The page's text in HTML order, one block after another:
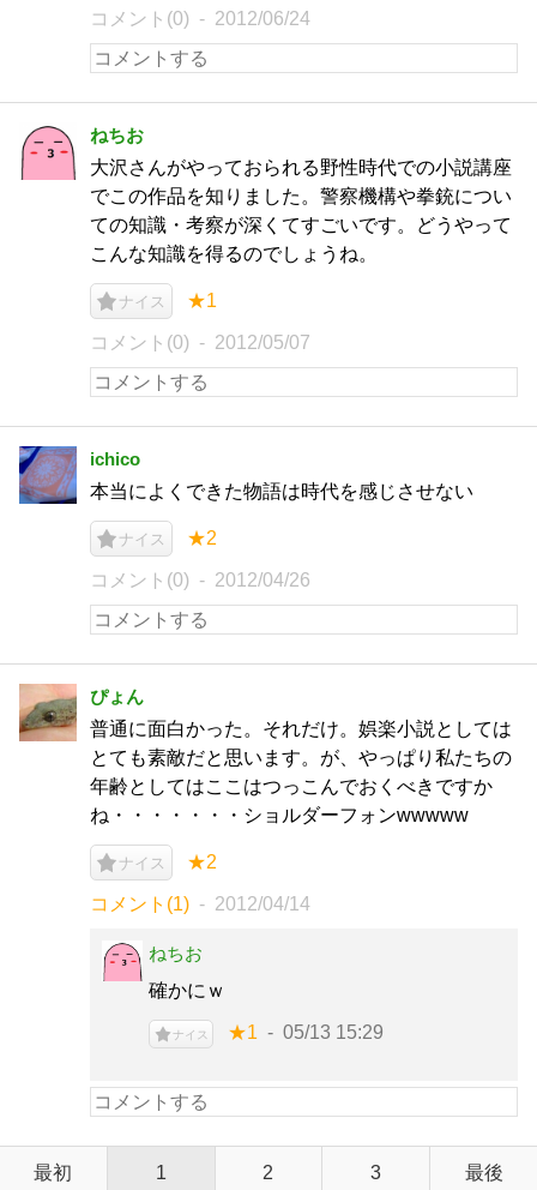
コメント(0) 2012/06/24
ねちお
大沢さんがやっておられる野性時代での小説講座
でこの作品を知りました。警察機構や拳銃につい
ての知識・考察が深くてすごいです。どうやって
こんな知識を得るのでしょうね。
ナイス ★1
コメント(0) 2012/05/07
ichico
本当によくできた物語は時代を感じさせない
ナイス ★2
コメント(0) 2012/04/26
ぴょん
普通に面白かった。それだけ。娯楽小説としては
とても素敵だと思います。が、やっぱり私たちの
年齢としてはここはつっこんでおくべきですか
ね・・・・・・・ショルダーフォンwwwww
ナイス ★2
コメント(1) 2012/04/14
ねちお
確かにｗ
ナイス ★1 05/13 15:29
最初 1 2 3 最後